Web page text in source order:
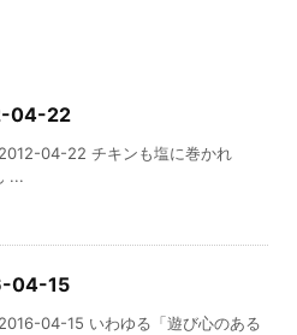
04-22
04-22 チキンも塩に巻かれ
...
04-15
04-15 いわゆる「遊び心のある